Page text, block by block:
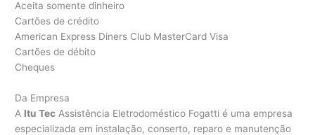
Aceita somente dinheiro
Cartões de crédito
American Express Diners Club MasterCard Visa
Cartões de débito
Cheques
Da Empresa
A Itu Tec Assistência Eletrodoméstico Fogatti é uma empresa
especializada em instalação, conserto, reparo e manutenção